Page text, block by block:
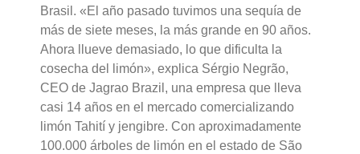
Brasil. «El año pasado tuvimos una sequía de
más de siete meses, la más grande en 90 años.
Ahora llueve demasiado, lo que dificulta la
cosecha del limón», explica Sérgio Negrão,
CEO de Jagrao Brazil, una empresa que lleva
casi 14 años en el mercado comercializando
limón Tahití y jengibre. Con aproximadamente
100.000 árboles de limón en el estado de São